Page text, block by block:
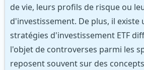
de vie, leurs profils de risque ou
d'investissement. De plus, il
stratégies d'investissement ETF
l'objet de controverses parmi les
reposent souvent sur des